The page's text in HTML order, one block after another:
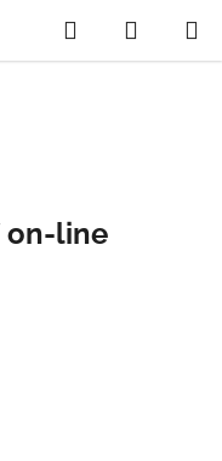
Hledat
KOŠÍK
on-line